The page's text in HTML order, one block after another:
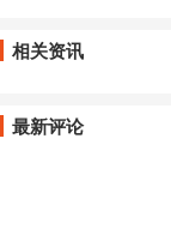
相关资讯
最新评论